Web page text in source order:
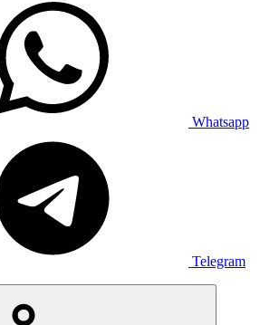
Whatsapp
Telegram